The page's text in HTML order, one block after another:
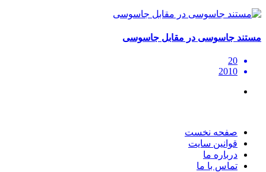
مستند جاسوسی در مقابل جاسوسی
20
2010
صفحه نخست
قوانین سایت
درباره ما
تماس با ما